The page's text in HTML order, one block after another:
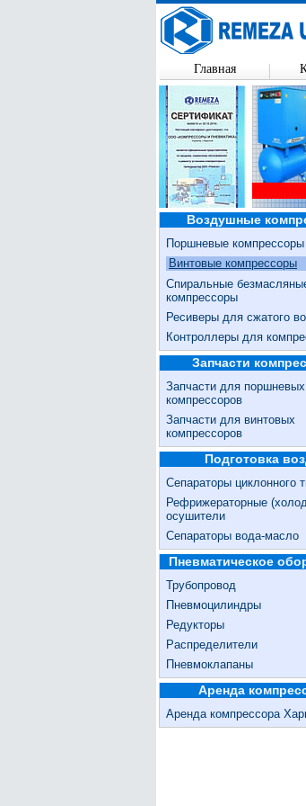
Воздушные
Поршневые компрессоры
Винтовые компрессоры
Спиральные
компрессоры
Ресиверы для сжатого
Контроллеры для
Запчасти
Запчасти для поршневых
компрессоров
Запчасти для винтовых
компрессоров
Подготовка
Сепараторы циклонного
Рефрижераторные
осушители
Сепараторы вода-масло
Пневматическое
Трубопровод
Пневмоцилиндры
Редукторы
Распределители
Пневмоклапаны
Аренда
Аренда компрессора
Главная